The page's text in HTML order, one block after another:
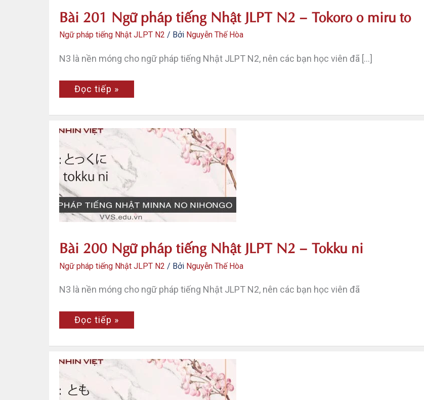
Bài 201 Ngữ pháp tiếng Nhật JLPT N2 – Tokoro o miru to
Ngữ pháp tiếng Nhật JLPT N2 / Bởi Nguyễn Thế Hòa
N3 là nền móng cho ngữ pháp tiếng Nhật JLPT N2, nên các bạn học viên đã […]
Bài
201
pháp
Nhật
N2
–
Tokoro
o
to
Đọc tiếp »
Bài 200 Ngữ pháp tiếng Nhật JLPT N2 – Tokku ni
Ngữ pháp tiếng Nhật JLPT N2 / Bởi Nguyễn Thế Hòa
N3 là nền móng cho ngữ pháp tiếng Nhật JLPT N2, nên các bạn học viên đã
Bài
200
pháp
Nhật
N2
–
Đọc tiếp »